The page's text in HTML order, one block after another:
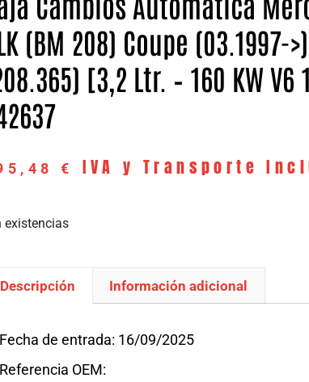
(BM 208) Coupe (03.1997-
[3,2 Ltr. – 160 KW V6
€ IVA y Transporte
existencias
Descripción Información adicional
Fecha de entrada: 16/09/2025
Referencia OEM: